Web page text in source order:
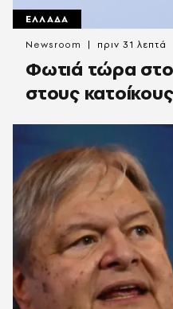
ΕΛΛΑΔΑ
Φωτιά τώρα
στους
Newsroom πριν 31 λεπτά